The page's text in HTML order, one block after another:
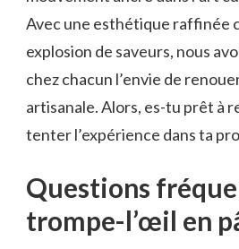
Avec une esthétique raffinée
explosion de saveurs, nous
chez chacun l’envie de
artisanale. Alors, es-tu prêt à
tenter l’expérience dans ta
Questions
trompe-l’œil en